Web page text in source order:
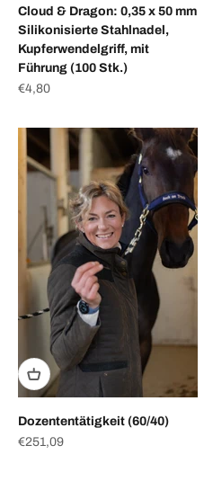
Cloud & Dragon: 0,35 x 50 mm
Silikonisierte Stahlnadel,
Kupferwendelgriff, mit
Führung (100 Stk.)
Angebot
€4,80
Dozententätigkeit (60/40)
Angebot
€251,09